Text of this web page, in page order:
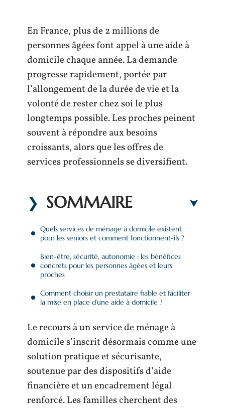
En France, plus de 2 millions de
personnes âgées font appel à une aide à
domicile chaque année. La demande
progresse rapidement, portée par
l’allongement de la durée de vie et la
volonté de rester chez soi le plus
longtemps possible. Les proches peinent
souvent à répondre aux besoins
croissants, alors que les offres de
services professionnels se diversifient.
SOMMAIRE
Quels services de ménage à domicile existent
pour les seniors et comment fonctionnent-ils ?
Bien-être, sécurité, autonomie : les bénéfices
concrets pour les personnes âgées et leurs
proches
Comment choisir un prestataire fiable et faciliter
la mise en place d’une aide à domicile ?
Le recours à un service de ménage à
domicile s’inscrit désormais comme une
solution pratique et sécurisante,
soutenue par des dispositifs d’aide
financière et un encadrement légal
renforcé. Les familles cherchent des